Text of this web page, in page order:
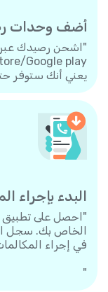
أضف وحدات
يعني أنك ستوفر حتى
البدء بإجراء
الخاص بك. سجل
في إجراء
"